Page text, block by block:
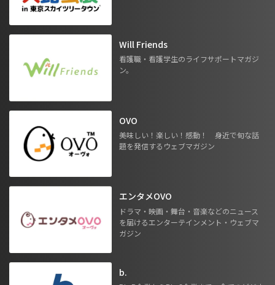
Will Friends
看護職・看護学生のライフサポートマガジ
ン。
OVO
美味しい！楽しい！感動！ 身近で旬な話
題を発信するウェブマガジン
エンタメOVO
ドラマ・映画・舞台・音楽などのニュース
を届けるエンターテインメント・ウェブマ
ガジン
b.